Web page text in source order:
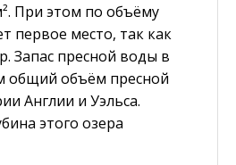
При этом по объёму
первое место, так как
Запас пресной воды в
общий объём пресной
Англии и Уэльса.
этого озера